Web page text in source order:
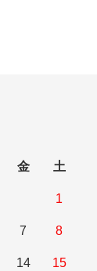
金 土
1
7 8
14 15